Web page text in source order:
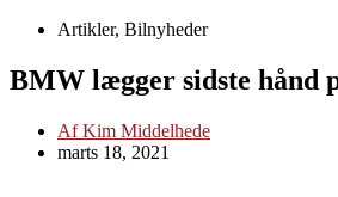
Artikler, Bilnyheder
BMW lægger sidste hånd
AfKim Middelhede
marts 18, 2021